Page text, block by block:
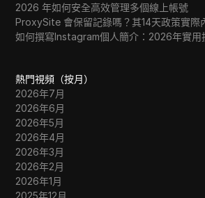
2026 年如何安全高效管理多個線上帳號
ProxySite 會保留記錄嗎？其14天政策實際
如何撰寫Instagram個人簡介：2026年實用
熱門視頻（按月）
2026年7月
2026年6月
2026年5月
2026年4月
2026年3月
2026年2月
2026年1月
2025年12月